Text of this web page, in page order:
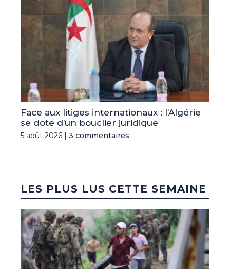
Face aux litiges internationaux : l’Algérie
se dote d’un bouclier juridique
5 août 2026 | 3 commentaires
LES PLUS LUS CETTE SEMAINE